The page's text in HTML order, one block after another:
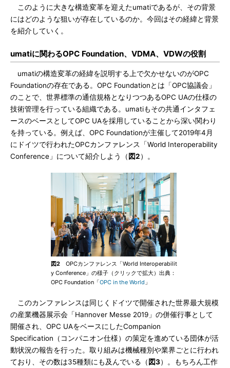
このように大きな構造変革を迎えたumatiであるが、その背景
にはどのような狙いが存在しているのか。今回はその経緯と背景
を紹介していく。
umatiに関わるOPC Foundation、VDMA、VDWの役割
umatiの構造変革の経緯を説明する上で欠かせないのがOPC
Foundationの存在である。OPC Foundationとは「OPC協議会」
のことで、世界標準の通信規格となりつつあるOPC UAの仕様の
技術管理を行っている組織である。umatiもその共通インタフェ
ースのベースとしてOPC UAを採用していることから深い関わり
を持っている。例えば、OPC Foundationが主催して2019年4月
にドイツで行われたOPCカンファレンス「World Interoperability
Conference」について紹介しよう（図2）。
図2 OPCカンファレンス「World Interoperabilit
y Conference」の様子（クリックで拡大）出典：
OPC Foundation「OPC in the World 」
このカンファレンスは同じくドイツで開催された世界最大規模
の産業機器展示会「Hannover Messe 2019」の併催行事として
開催され、OPC UAをベースにしたCompanion
Specification（コンパニオン仕様）の策定を進めている団体が活
動状況の報告を行った。取り組みは機械種別や業界ごとに行われ
ており、その数は35種類にも及んでいる（図3）。もちろん工作